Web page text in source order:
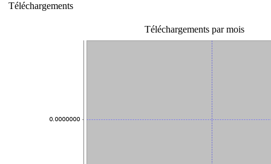
Téléchargements
Téléchargements par mois